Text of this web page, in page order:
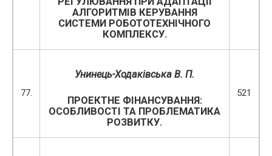
АЛГОРИТМІВ КЕРУВАННЯ
СИСТЕМИ РОБОТОТЕХНІЧНОГО
КОМПЛЕКСУ.
77.
Унинець-Ходаківська В. П.
ПРОЕКТНЕ ФІНАНСУВАННЯ:
ОСОБЛИВОСТІ ТА ПРОБЛЕМАТИКА
РОЗВИТКУ.
521